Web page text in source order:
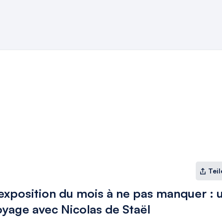
du mois à ne pas manquer :
avec Nicolas de Staël